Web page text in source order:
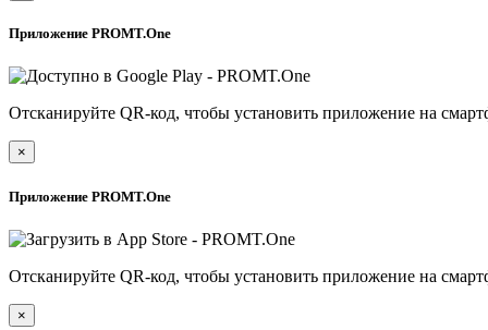
Приложение PROMT.One
Отсканируйте QR-код, чтобы установить приложение на
×
Приложение PROMT.One
Отсканируйте QR-код, чтобы установить приложение на
×